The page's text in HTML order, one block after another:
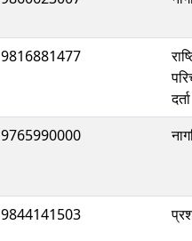
9816881477
दर्ता
9765990000
9844141503